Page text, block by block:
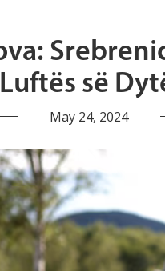
së
May 24, 2024